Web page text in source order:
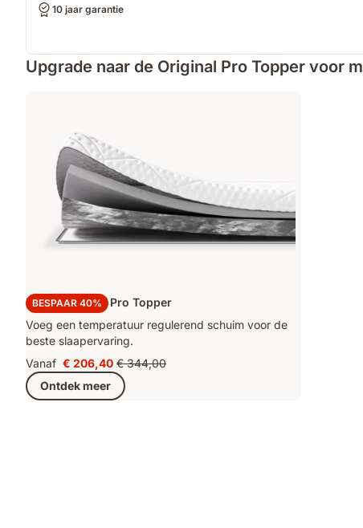
10 jaar garantie
Upgrade naar de Original Pro Topper voor
BESPAAR 40%
Emma Original Pro Topper
Voeg een temperatuur regulerend schuim voor de
beste slaapervaring.
Vanaf Prijs
€ 206,40
€ 206,40Oorspronkelijke
prijs
€ 344,00
€ 344,00
Ontdek meer